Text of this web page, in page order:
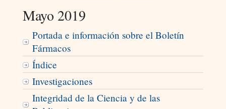
Mayo 2019
Portada e información sobre el Boletín
Fármacos
Índice
Investigaciones
Integridad de la Ciencia y de las